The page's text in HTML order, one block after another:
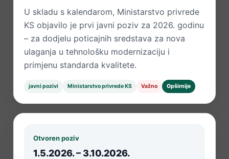
U skladu s kalendarom, Ministarstvo privrede
KS objavilo je prvi javni poziv za 2026. godinu
– za dodjelu poticajnih sredstava za nova
ulaganja u tehnološku modernizaciju i
primjenu standarda kvalitete.
javni pozivi Ministarstvo privrede KS Važno Opširnije
Otvoren poziv
1.5.2026. – 3.10.2026.